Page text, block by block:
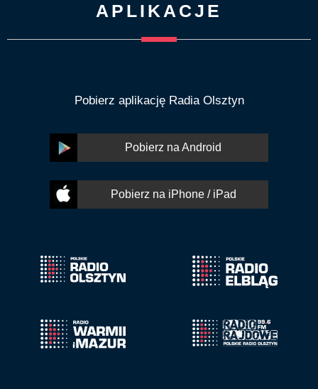
APLIKACJE
Pobierz aplikację Radia Olsztyn
Pobierz na Android
Pobierz na iPhone / iPad